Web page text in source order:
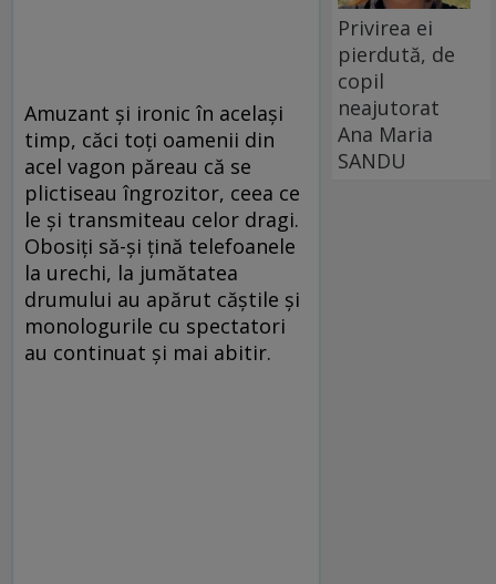
Amuzant şi ironic în acelaşi
timp, căci toţi oamenii din
acel vagon păreau că se
plictiseau îngrozitor, ceea ce
le şi transmiteau celor dragi.
Obosiţi să-şi ţină telefoanele
la urechi, la jumătatea
drumului au apărut căştile şi
monologurile cu spectatori
au continuat şi mai abitir.
Privirea ei
pierdută, de
copil
neajutorat
Ana Maria
SANDU